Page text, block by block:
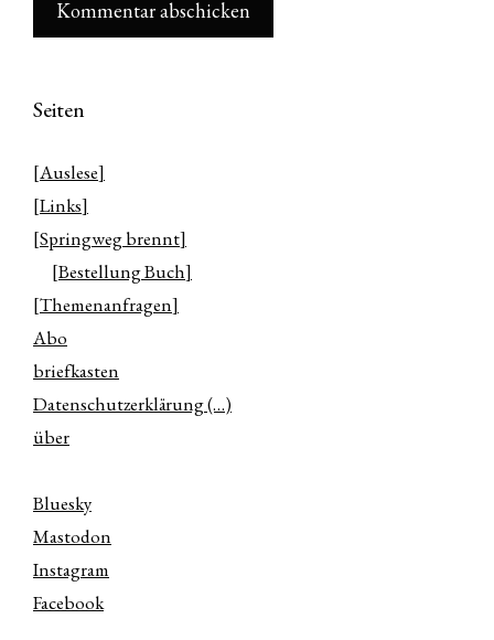
Seiten
[Auslese]
[Links]
[Springweg brennt]
[Bestellung Buch]
[Themenanfragen]
Abo
briefkasten
Datenschutzerklärung (…)
über
Bluesky
Mastodon
Instagram
Facebook